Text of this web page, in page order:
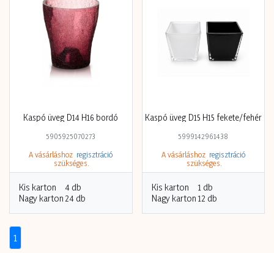
Kaspó üveg D14 H16 bordó
5905925070273
A vásárláshoz regisztráció
szükséges.
Kis karton
4 db
Nagy karton 24 db
Kaspó üveg D15 H15 fekete/fehér
5999142961438
A vásárláshoz regisztráció
szükséges.
Kis karton
1 db
Nagy karton 12 db
1